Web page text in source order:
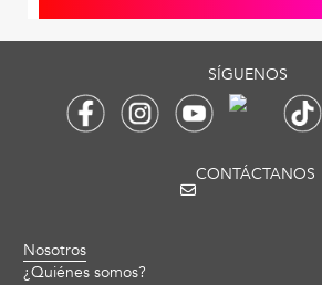
Nosotros
¿Quiénes somos?
SÍGUENOS
CONTÁCTANOS